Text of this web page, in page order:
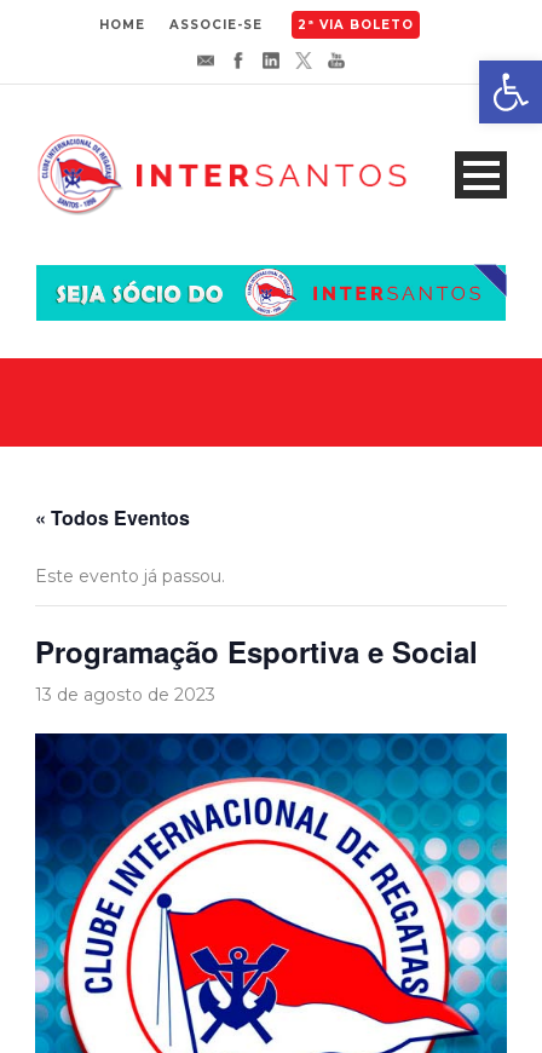
HOME ASSOCIE-SE 2ª VIA BOLETO
« Todos Eventos
Este evento já passou.
Programação Esportiva e Social
13 de agosto de 2023
Abrir